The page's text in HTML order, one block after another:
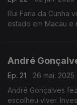
Rui Faria da Cunha
estado em Macau e
André
Ep. 21
26 mai. 2025
André Gonçalves
escolheu viver.